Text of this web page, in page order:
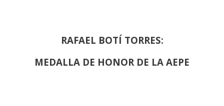
RAFAEL BOTÍ TORRES:
MEDALLA DE HONOR DE LA AEPE